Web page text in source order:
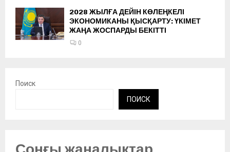
2028 ЖЫЛҒА ДЕЙІН КӨЛЕҢКЕЛІ
ЭКОНОМИКАНЫ ҚЫСҚАРТУ: ҮКІМЕТ
ЖАҢА ЖОСПАРДЫ БЕКІТТІ
0
Поиск
ПОИСК